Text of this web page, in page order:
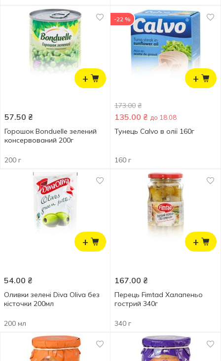
+
57.50 ₴
Горошок Bonduelle зелений
консервований 200г
200 г
+
-22 %
173.00 ₴
135.00 ₴ до 18.08
Тунець Calvo в олії 160г
160 г
+
54.00 ₴
Оливки зелені Diva Oliva без
кісточки 200мл
200 мл
+
167.00 ₴
Перець Fimtad Халапеньо
гострий 340г
340 г